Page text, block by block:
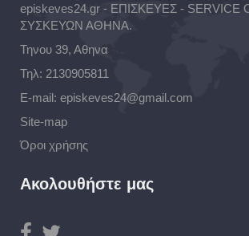
episkeves24.gr - ΕΠΙΣΚΕΥΕΣ - SERVICE
ΣΥΣΚΕΥΩΝ ΑΘΗΝΑ.
Τηνου 39, Αθηνα
Τηλ: 2130905811
E-mail: episkeves24@gmail.com
Site-map
Όροι χρήσης
Ακολουθήστε μας